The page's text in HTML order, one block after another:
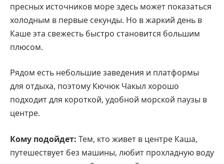
пресных источников море здесь может показаться
холодным в первые секунды. Но в жаркий день в
Каше эта свежесть быстро становится большим
плюсом.
Рядом есть небольшие заведения и платформы
для отдыха, поэтому Кючюк Чакыл хорошо
подходит для короткой, удобной морской паузы в
центре.
Кому подойдет: Тем, кто живет в центре Каша,
путешествует без машины, любит прохладную воду